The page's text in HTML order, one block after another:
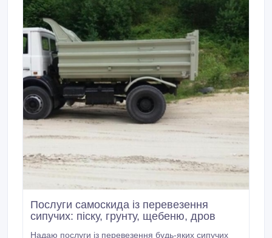
Послуги самоскида із перевезення
сипучих: піску, грунту, щебеню, дров
Надаю послуги із перевезення будь-яких сипучих